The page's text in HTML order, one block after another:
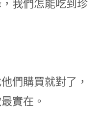
我們怎能吃到珍
們購買就對了，
實在。